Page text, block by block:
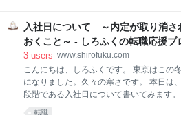
ャリアコンサルタントが過去にうつ病の
の技法について学びました。 コミュニケ
いては、とにかく傾聴し、共感する事。キ
サルティングの場
書いてみます。 １．内定通知書をもらっ
こと ２．交渉できること、できないこと
を通している場合と通していない場合 １．
をもらったらまずやること 内定の条件に
通知書にて書面で伝えられますが、この
について確認します。 基本的に ・基本給
入社日について ～内定が取り消さ
おくこと～ - しろふくの転職応援ブ
3 users www.shirofuku.com
こんにちは、しろふくです。 東京はこの
になりました。久々の寒さです。 本日は
段階である入社日について書いてみます
入社日までの時間 ・少し長めに必要な場
転職